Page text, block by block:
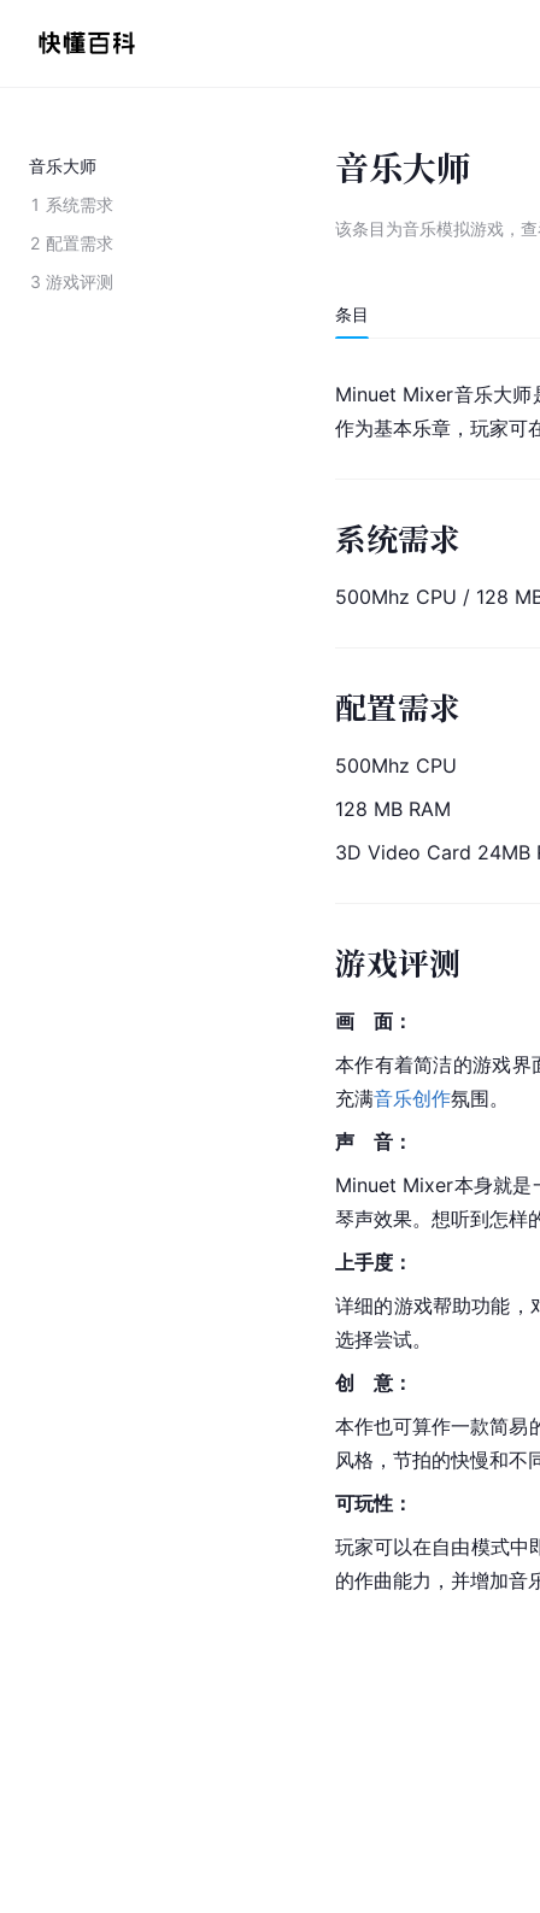
音乐大师
1 系统需求
2 配置需求
3 游戏评测
音乐大师
该条目为音乐模拟游戏 ，
条目
Minuet Mixer音乐大师
作为基本乐章，玩家可
系统需求
500Mhz CPU / 128
配置需求
500Mhz CPU
128 MB RAM
3D Video Card 24MB
游戏评测
画　面：
本作有着简洁的游戏界
充满音乐创作氛围。
声　音：
Minuet Mixer本身就是
琴声效果。想听到怎样
上手度：
详细的游戏帮助功能，
选择尝试。
创　意：
本作也可算作一款简易
风格，节拍的快慢和不
可玩性：
玩家可以在自由模式中
的作曲能力，并增加音